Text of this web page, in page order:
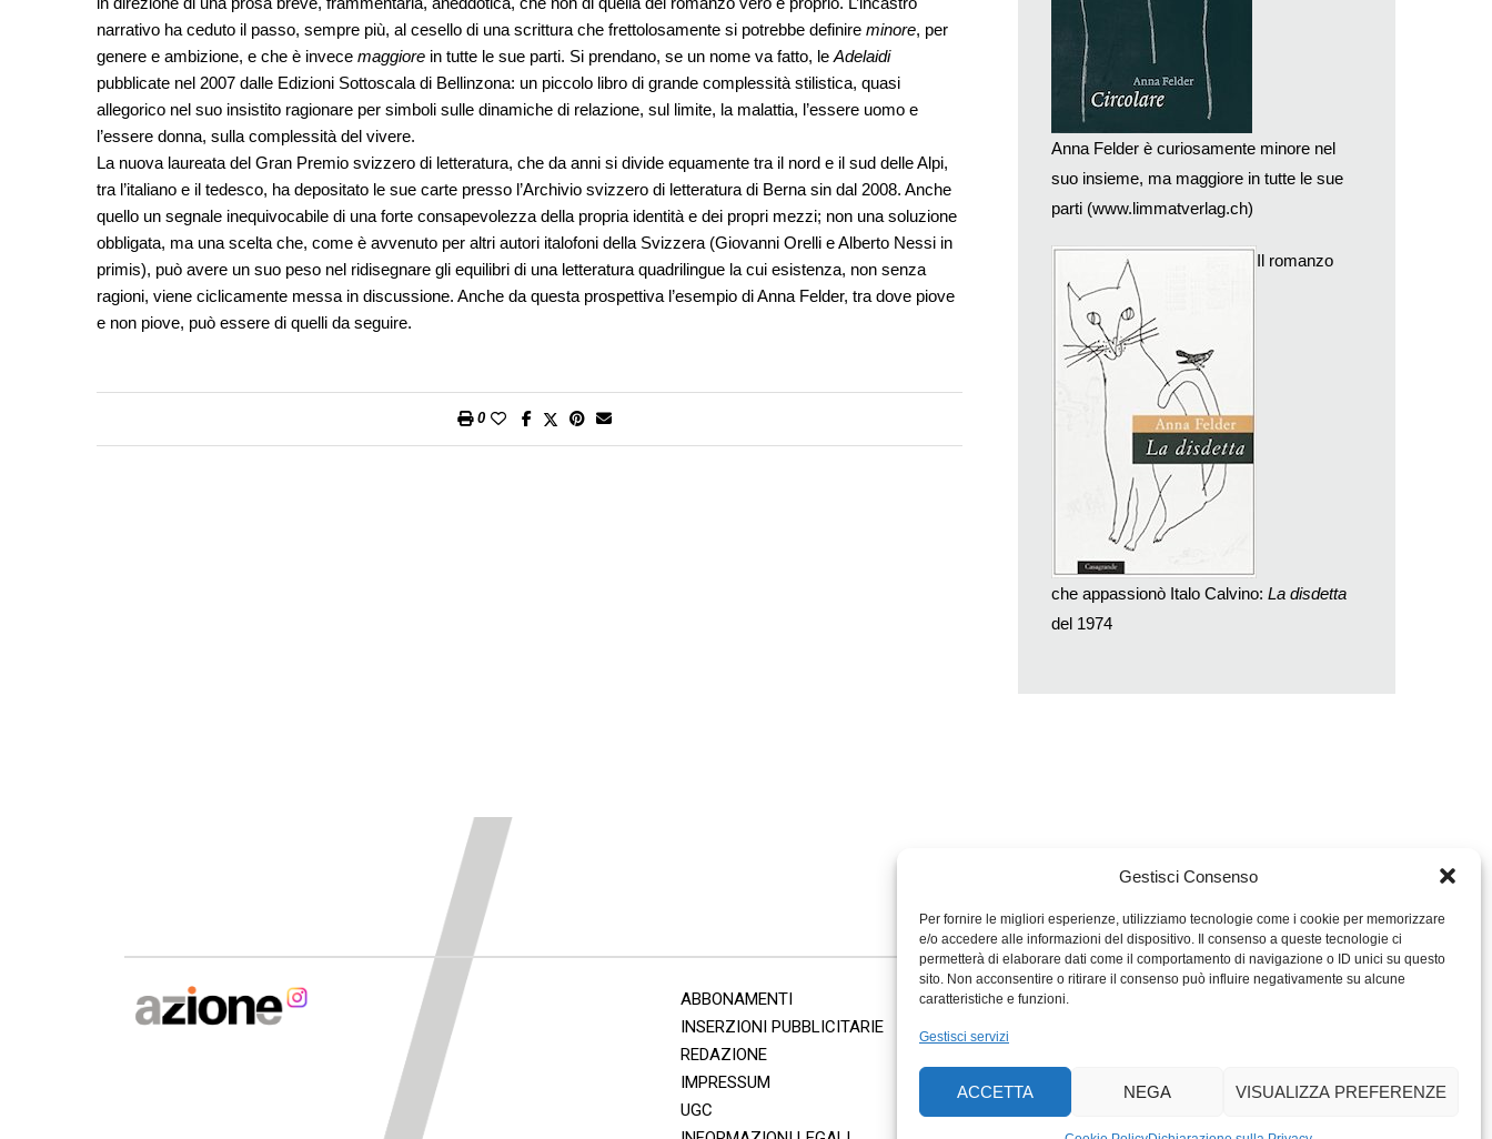
Gestisci Consenso
Per fornire le migliori esperienze, utilizziamo tecnologie come i cookie per memorizzare
e/o accedere alle informazioni del dispositivo. Il consenso a queste tecnologie ci
permetterà di elaborare dati come il comportamento di navigazione o ID unici su questo
sito. Non acconsentire o ritirare il consenso può influire negativamente su alcune
caratteristiche e funzioni.
Gestisci servizi
ACCETTA NEGA VISUALIZZA PREFERENZE
narrativo ha ceduto il passo, sempre più, al cesello di una scrittura che frettolosamente si potrebbe definire minore, per
genere e ambizione, e che è invece maggiore in tutte le sue parti. Si prendano, se un nome va fatto, le Adelaidi
pubblicate nel 2007 dalle Edizioni Sottoscala di Bellinzona: un piccolo libro di grande complessità stilistica, quasi
allegorico nel suo insistito ragionare per simboli sulle dinamiche di relazione, sul limite, la malattia, l’essere uomo e
l’essere donna, sulla complessità del vivere.
La nuova laureata del Gran Premio svizzero di letteratura, che da anni si divide equamente tra il nord e il sud delle Alpi,
tra l’italiano e il tedesco, ha depositato le sue carte presso l’Archivio svizzero di letteratura di Berna sin dal 2008. Anche
quello un segnale inequivocabile di una forte consapevolezza della propria identità e dei propri mezzi; non una soluzione
obbligata, ma una scelta che, come è avvenuto per altri autori italofoni della Svizzera (Giovanni Orelli e Alberto Nessi in
primis), può avere un suo peso nel ridisegnare gli equilibri di una letteratura quadrilingue la cui esistenza, non senza
ragioni, viene ciclicamente messa in discussione. Anche da questa prospettiva l’esempio di Anna Felder, tra dove piove
e non piove, può essere di quelli da seguire.
0
Anna Felder è curiosamente minore nel
suo insieme, ma maggiore in tutte le sue
parti (www.limmatverlag.ch)
Il romanzo
che appassionò Italo Calvino: La disdetta
del 1974
ABBONAMENTI
INSERZIONI PUBBLICITARIE
REDAZIONE
IMPRESSUM
UGC
MIGROS TICINO
PERCENTO CULTURALE
MIGROS TICINO